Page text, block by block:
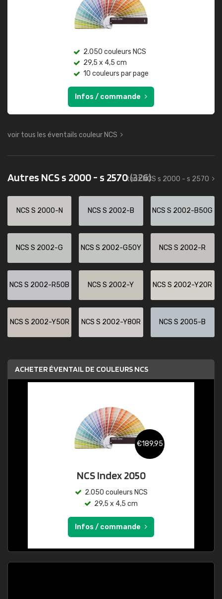
2.050 couleurs NCS
29,5 x 4,5 cm
10 couleurs par page
Infos / commande
voir tous les éventails couleur NCS
Autres NCS s 2000 - s 2570(326)
tout NCS s 2000 - s 2570
NCS S 2000-N NCS S 2002-B NCS S 2002-B50G
NCS S 2002-G NCS S 2002-G50Y NCS S 2002-R
NCS S 2002-R50B NCS S 2002-Y NCS S 2002-Y20R
NCS S 2002-Y50R NCS S 2002-Y80R NCS S 2005-B
ACHETER ÉVENTAIL DE COULEURS NCS
€189,95
NCS Index 2050
2.050 couleurs NCS
29,5 x 4,5 cm
Infos / commande